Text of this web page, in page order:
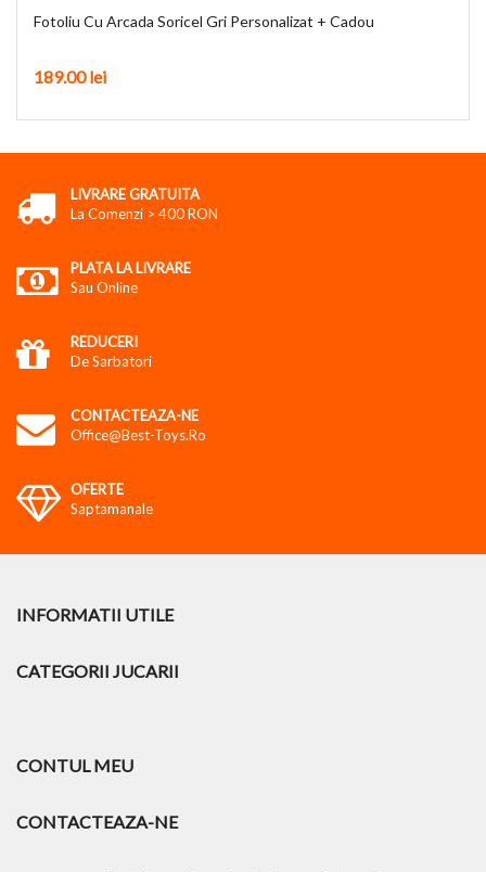
Fotoliu Cu Arcada Soricel Gri Personalizat + Cadou
189.00lei
LIVRARE GRATUITA
La Comenzi > 400 RON
PLATA LA LIVRARE
Sau Online
REDUCERI
De Sarbatori
CONTACTEAZA-NE
Office@best-Toys.ro
OFERTE
Saptamanale
INFORMATII UTILE
CATEGORII JUCARII
CONTUL MEU
CONTACTEAZA-NE